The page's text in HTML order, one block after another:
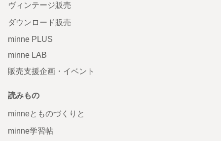
ヴィンテージ販売
ダウンロード販売
minne PLUS
minne LAB
販売支援企画・イベント
読みもの
minneとものづくりと
minne学習帖